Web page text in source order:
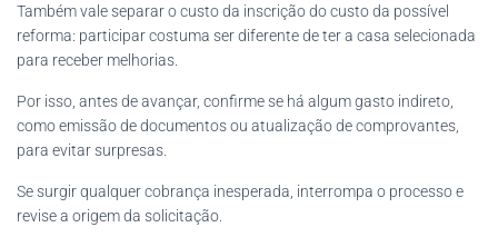
Também vale separar o custo da inscrição do custo da possível
reforma: participar costuma ser diferente de ter a casa selecionada
para receber melhorias.
Por isso, antes de avançar, confirme se há algum gasto indireto,
como emissão de documentos ou atualização de comprovantes,
para evitar surpresas.
Se surgir qualquer cobrança inesperada, interrompa o processo e
revise a origem da solicitação.